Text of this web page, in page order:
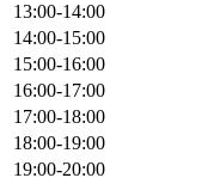
13:00-14:00
14:00-15:00
15:00-16:00
16:00-17:00
17:00-18:00
18:00-19:00
19:00-20:00